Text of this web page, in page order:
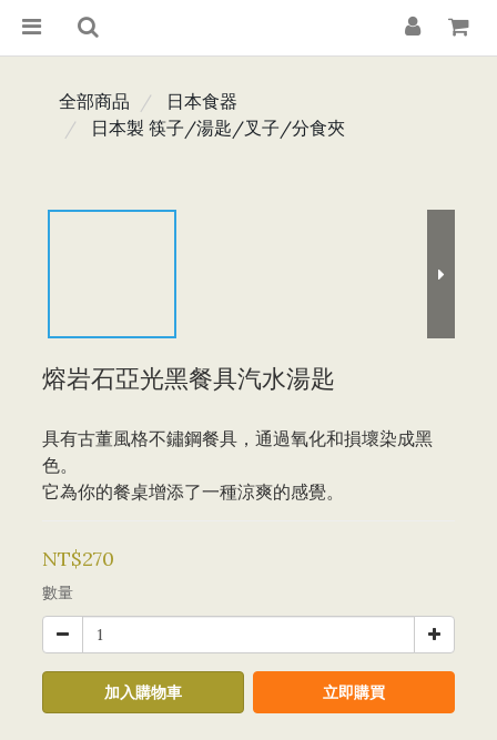
全部商品
日本食器
日本製 筷子/湯匙/叉子/分食夾
熔岩石亞光黑餐具汽水湯匙
具有古董風格不鏽鋼餐具，通過氧化和損壞染成黑
色。
它為你的餐桌增添了一種涼爽的感覺。
NT$270
數量
加入購物車 立即購買